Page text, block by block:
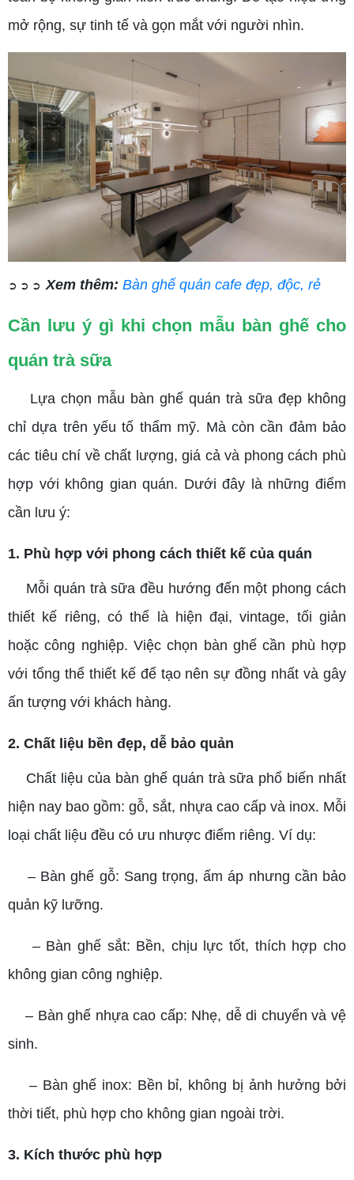
mở rộng, sự tinh tế và gọn mắt với người nhìn.
➲ ➲ ➲Xem thêm: Bàn ghế quán cafe đẹp, độc, rẻ
Cần lưu ý gì khi chọn mẫu bàn ghế cho
quán trà sữa
Lựa chọn mẫu bàn ghế quán trà sữa đẹp không
chỉ dựa trên yếu tố thẩm mỹ. Mà còn cần đảm bảo
các tiêu chí về chất lượng, giá cả và phong cách phù
hợp với không gian quán. Dưới đây là những điểm
cần lưu ý:
1. Phù hợp với phong cách thiết kế của quán
Mỗi quán trà sữa đều hướng đến một phong cách
thiết kế riêng, có thể là hiện đại, vintage, tối giản
hoặc công nghiệp. Việc chọn bàn ghế cần phù hợp
với tổng thể thiết kế để tạo nên sự đồng nhất và gây
ấn tượng với khách hàng.
2. Chất liệu bền đẹp, dễ bảo quản
Chất liệu của bàn ghế quán trà sữa phổ biến nhất
hiện nay bao gồm: gỗ, sắt, nhựa cao cấp và inox. Mỗi
loại chất liệu đều có ưu nhược điểm riêng. Ví dụ:
– Bàn ghế gỗ: Sang trọng, ấm áp nhưng cần bảo
quản kỹ lưỡng.
– Bàn ghế sắt: Bền, chịu lực tốt, thích hợp cho
không gian công nghiệp.
– Bàn ghế nhựa cao cấp: Nhẹ, dễ di chuyển và vệ
sinh.
– Bàn ghế inox: Bền bỉ, không bị ảnh hưởng bởi
thời tiết, phù hợp cho không gian ngoài trời.
3. Kích thước phù hợp